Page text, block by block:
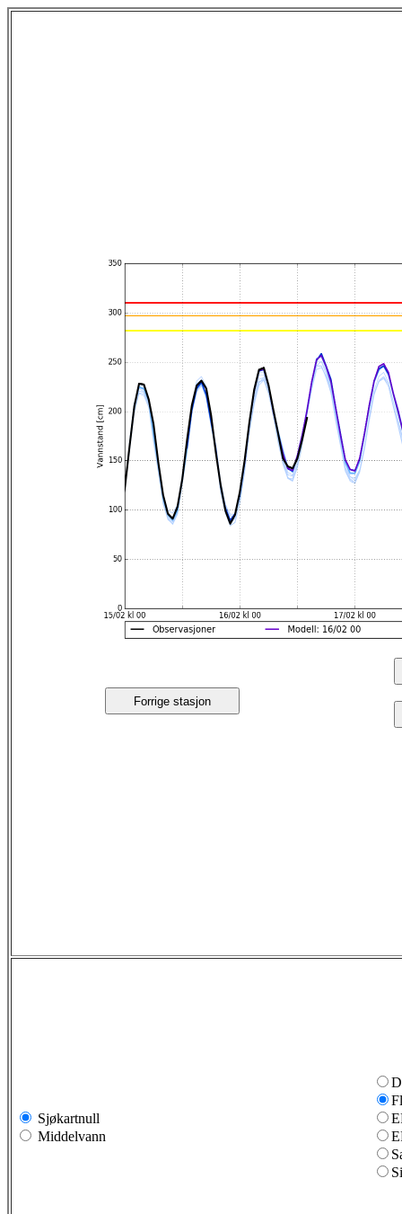
Forrige stasjon
Sjøkartnull
Middelvann